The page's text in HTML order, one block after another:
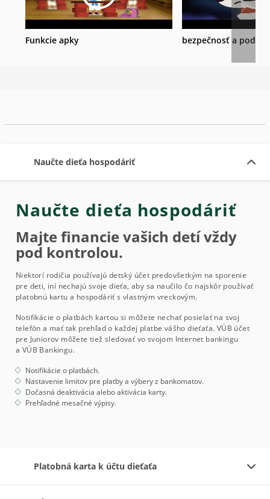
Funkcie apky bezpečnosť a
Naučte dieťa hospodáriť
Naučte dieťa hospodáriť
Majte financie vašich detí vždy
pod kontrolou.
Niektorí rodičia používajú detský účet predovšetkým na sporenie
pre deti, iní nechajú svoje dieťa, aby sa naučilo čo najskôr používať
platobnú kartu a hospodáriť s vlastným vreckovým.
Notifikácie o platbách kartou si môžete nechať posielať na svoj
telefón a mať tak prehľad o každej platbe vášho dieťaťa. VÚB účet
pre Juniorov môžete tiež sledovať vo svojom Internet bankingu
a VÚB Bankingu.
Notifikácie o platbách.
Nastavenie limitov pre platby a výbery z bankomatov.
Dočasná deaktivácia alebo aktivácia karty.
Prehľadné mesačné výpisy.
Platobná karta k účtu dieťaťa